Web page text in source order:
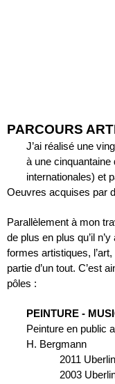
PARCOURS
J’ai réalisé une
à une cinquantaine
internationales) et
Oeuvres acquises par
Parallèlement à mon
de plus en plus qu’il
formes artistiques,
partie d’un tout. C’est
pôles :
PEINTURE -
Peinture en public
H. Bergmann
2011
2003